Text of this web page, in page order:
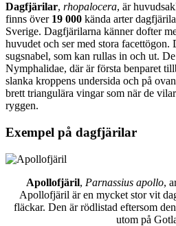
Dagfjärilar, rhopalocera, är
finns över 19 000 kända arter
Sverige. Dagfjärilarna känner dofter
huvudet och ser med stora facettögon.
sugsnabel, som kan rullas in och ut.
Nymphalidae, där är första benparet
slanka kroppens undersida och på
brett triangulära vingar som när de
ryggen.
Exempel på dagfjärilar
Apollofjäril, Parnassius apollo,
Apollofjäril är en mycket stor vit
fläckar. Den är rödlistad eftersom
utom på